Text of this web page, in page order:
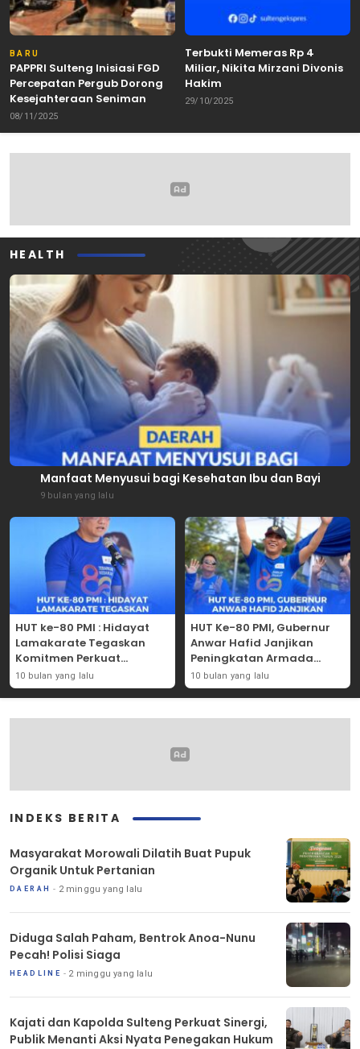
BARU
PAPPRI Sulteng Inisiasi FGD
Percepatan Pergub Dorong
Kesejahteraan Seniman
08/11/2025
Terbukti Memeras Rp 4
Miliar, Nikita Mirzani Divonis
Hakim
29/10/2025
HEALTH
Manfaat Menyusui bagi Kesehatan Ibu dan Bayi
9 bulan yang lalu
HUT ke-80 PMI : Hidayat
Lamakarate Tegaskan
Komitmen Perkuat
Solidaritas Kemanusiaan
10 bulan yang lalu
HUT Ke-80 PMI, Gubernur
Anwar Hafid Janjikan
Peningkatan Armada
Mobil Donor Darah
10 bulan yang lalu
INDEKS BERITA
Masyarakat Morowali Dilatih Buat Pupuk
Organik Untuk Pertanian
DAERAH 2 minggu yang lalu
Diduga Salah Paham, Bentrok Anoa-Nunu
Pecah! Polisi Siaga
HEADLINE 2 minggu yang lalu
Kajati dan Kapolda Sulteng Perkuat Sinergi,
Publik Menanti Aksi Nyata Penegakan Hukum